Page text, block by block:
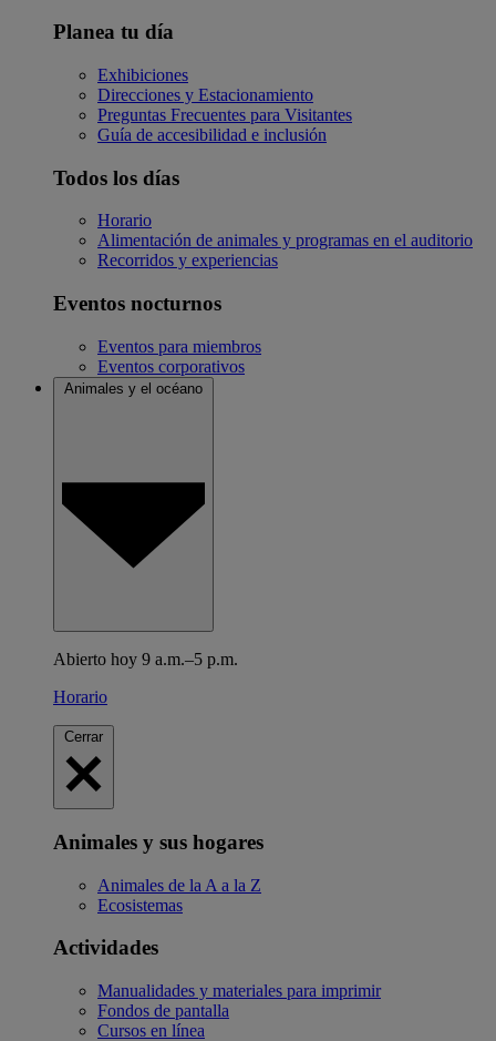
Planea tu día
Exhibiciones
Direcciones y Estacionamiento
Preguntas Frecuentes para Visitantes
Guía de accesibilidad e inclusión
Todos los días
Horario
Alimentación de animales y programas en el auditorio
Recorridos y experiencias
Eventos nocturnos
Eventos para miembros
Eventos corporativos
Animales y el océano
Abierto hoy 9 a.m.–5 p.m.
Horario
Cerrar
Animales y sus hogares
Animales de la A a la Z
Ecosistemas
Actividades
Manualidades y materiales para imprimir
Fondos de pantalla
Cursos en línea